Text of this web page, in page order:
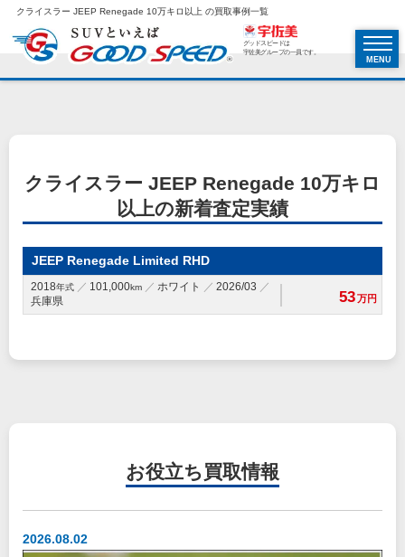
クライスラー JEEP Renegade 10万キロ以上 の買取事例一覧
グッドスピードは
宇佐美グループの一員です。
MENU
クライスラー JEEP Renegade 10万キロ
以上の新着査定実績
JEEP Renegade Limited RHD
2018年式 101,000km ホワイト
2026/03
兵庫県
53万円
お役立ち 買取情報
2026.08.02